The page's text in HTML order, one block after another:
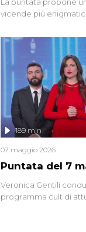
vicende più
seriale responsabile
gli anni '90 e il 2000
potrebbe essere
affronta inoltre le
Firenze, le cui
oggi avvolte in un
chiariti. Nel corso
l'intervista inedita a
ne...
Puntata del 7
189 min
07 maggio 2026
Veronica Gentili
programma cult di